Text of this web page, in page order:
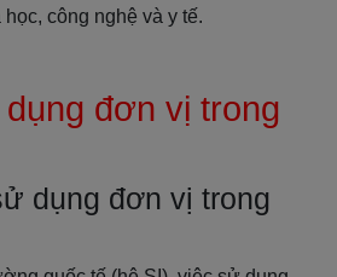
công nghệ và y tế.
đơn vị trong
dụng đơn vị trong